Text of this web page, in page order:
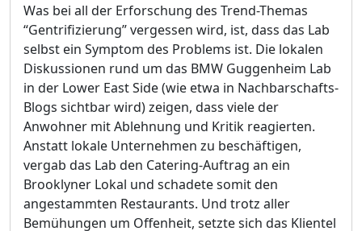
Was bei all der Erforschung des Trend-Themas
“Gentrifizierung” vergessen wird, ist, dass das Lab
selbst ein Symptom des Problems ist. Die lokalen
Diskussionen rund um das BMW Guggenheim Lab
in der Lower East Side (wie etwa in Nachbarschafts-
Blogs sichtbar wird) zeigen, dass viele der
Anwohner mit Ablehnung und Kritik reagierten.
Anstatt lokale Unternehmen zu beschäftigen,
vergab das Lab den Catering-Auftrag an ein
Brooklyner Lokal und schadete somit den
angestammten Restaurants. Und trotz aller
Bemühungen um Offenheit, setzte sich das Klientel